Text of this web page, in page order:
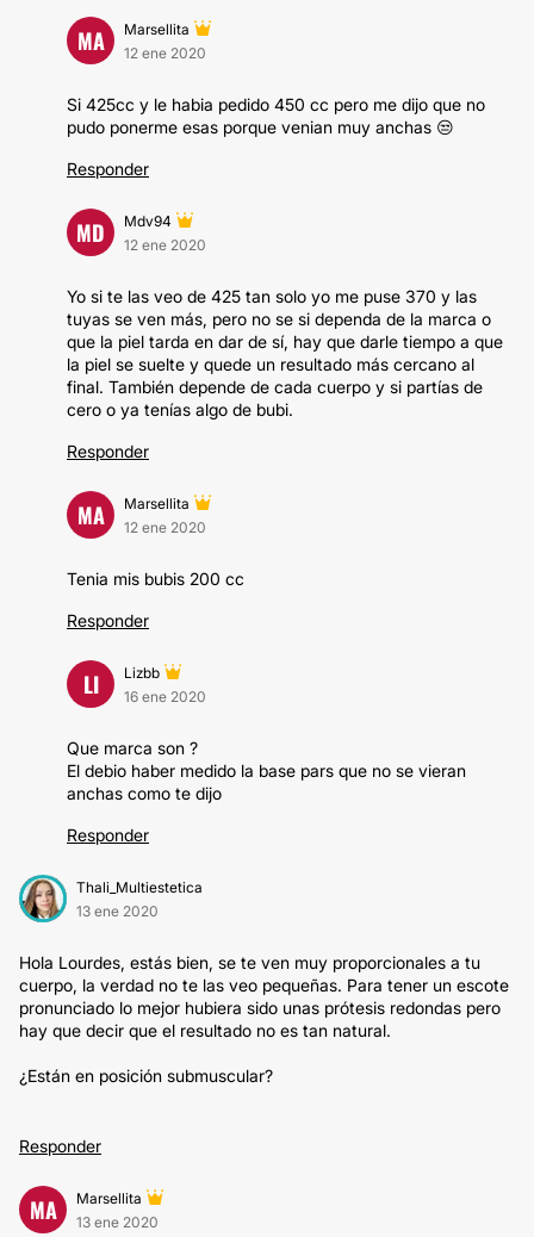
MA
Marsellita
12 ene 2020
Si 425cc y le habia pedido 450 cc pero me dijo que no
pudo ponerme esas porque venian muy anchas 😒
Responder
MD
Mdv94
12 ene 2020
Yo si te las veo de 425 tan solo yo me puse 370 y las
tuyas se ven más, pero no se si dependa de la marca o
que la piel tarda en dar de sí, hay que darle tiempo a que
la piel se suelte y quede un resultado más cercano al
final. También depende de cada cuerpo y si partías de
cero o ya tenías algo de bubi.
Responder
MA
Marsellita
12 ene 2020
Tenia mis bubis 200 cc
Responder
LI
Lizbb
16 ene 2020
Que marca son ?
El debio haber medido la base pars que no se vieran
anchas como te dijo
Responder
Thali_Multiestetica
13 ene 2020
Hola Lourdes, estás bien, se te ven muy proporcionales a tu
cuerpo, la verdad no te las veo pequeñas. Para tener un escote
pronunciado lo mejor hubiera sido unas prótesis redondas pero
hay que decir que el resultado no es tan natural.
¿Están en posición submuscular?
Responder
MA
Marsellita
13 ene 2020